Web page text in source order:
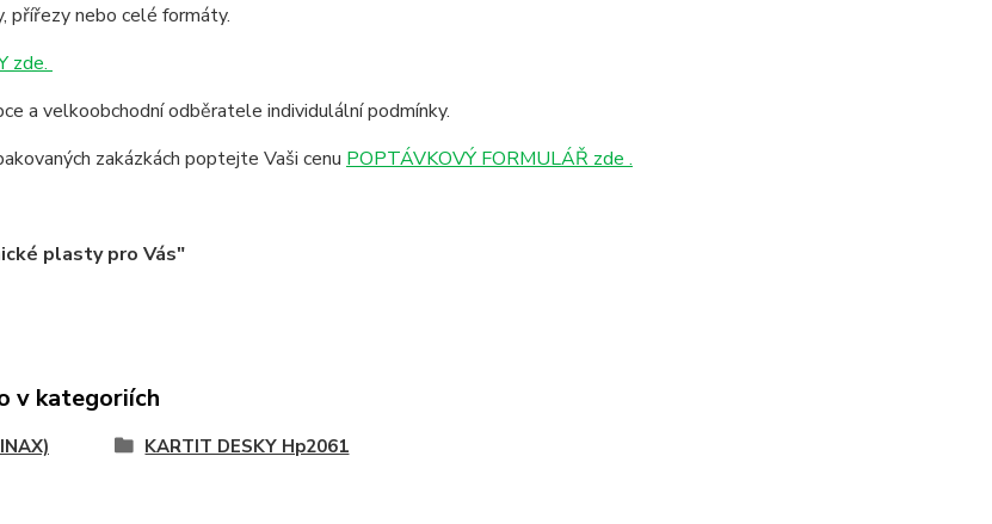
přířezy nebo celé formáty.
zde.
a velkoobchodní odběratele individulální podmínky.
zakázkách poptejte Vaši cenu POPTÁVKOVÝ FORMULÁŘ zde .
plasty pro Vás"
v kategoriích
KARTIT DESKY Hp2061